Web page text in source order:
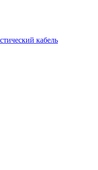
кабель